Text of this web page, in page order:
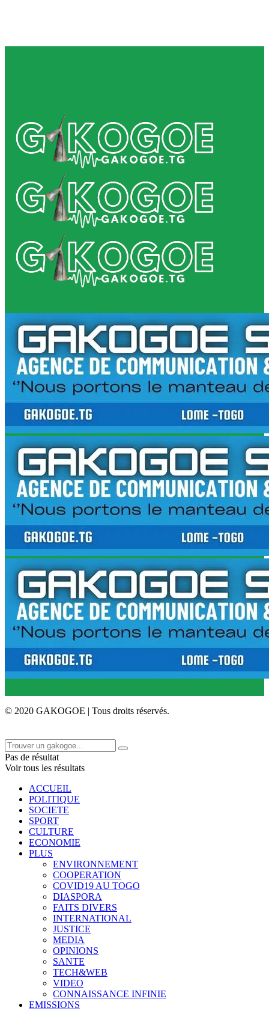
© 2020 GAKOGOE | Tous droits réservés.
Pas de résultat
Voir tous les résultats
ACCUEIL
POLITIQUE
SOCIETE
SPORT
CULTURE
ECONOMIE
PLUS
ENVIRONNEMENT
COOPERATION
COVID19 AU TOGO
DIASPORA
FAITS DIVERS
INTERNATIONAL
JUSTICE
MEDIA
OPINIONS
SANTE
TECH&WEB
VIDEO
CONNAISSANCE INFINIE
EMISSIONS